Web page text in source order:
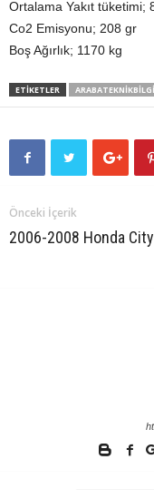
Ortalama Yakıt tüketimi;
Co2 Emisyonu; 208 gr
Boş Ağırlık; 1170 kg
ETIKETLER ARABATEKNIKBILGI
Önceki İçerik
2006-2008 Honda